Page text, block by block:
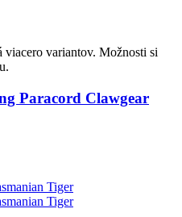
viacero variantov. Možnosti si
Paracord Clawgear